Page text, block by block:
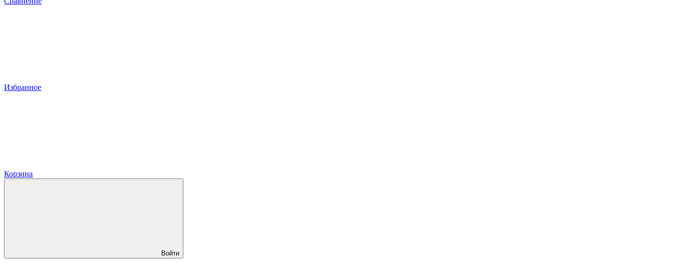
Избранное
Корзина
Войти